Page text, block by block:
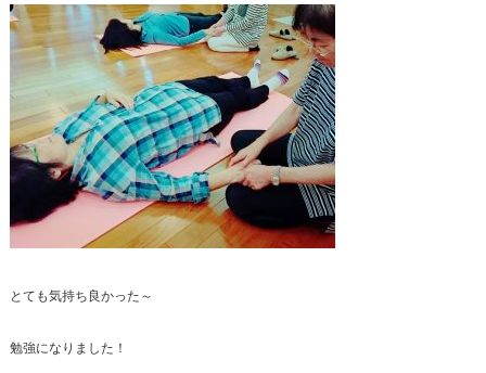
とても気持ち良かった～
勉強になりました！